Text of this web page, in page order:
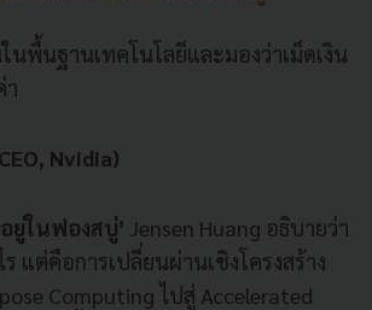
พื้นฐานเทคโนโลยีและมองว่าเม็ดเงิน
Nvidia)
ยู่ในฟองสบู่’ Jensen Huang อธิบายว่า
ร แต่คือการเปลี่ยนผ่านเชิงโครงสร้าง
Computing ไปสู่ Accelerated